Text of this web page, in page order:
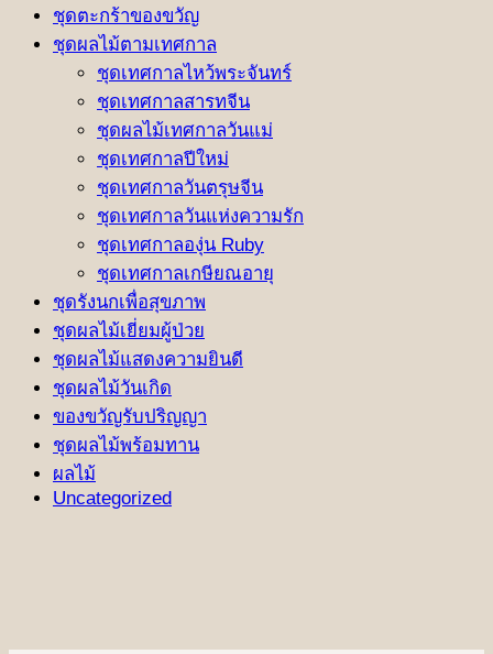
ชุดตะกร้าของขวัญ
ชุดผลไม้ตามเทศกาล
ชุดเทศกาลไหว้พระจันทร์
ชุดเทศกาลสารทจีน
ชุดผลไม้เทศกาลวันแม่
ชุดเทศกาลปีใหม่
ชุดเทศกาลวันตรุษจีน
ชุดเทศกาลวันแห่งความรัก
ชุดเทศกาลองุ่น Ruby
ชุดเทศกาลเกษียณอายุ
ชุดรังนกเพื่อสุขภาพ
ชุดผลไม้เยี่ยมผู้ป่วย
ชุดผลไม้แสดงความยินดี
ชุดผลไม้วันเกิด
ของขวัญรับปริญญา
ชุดผลไม้พร้อมทาน
ผลไม้
Uncategorized